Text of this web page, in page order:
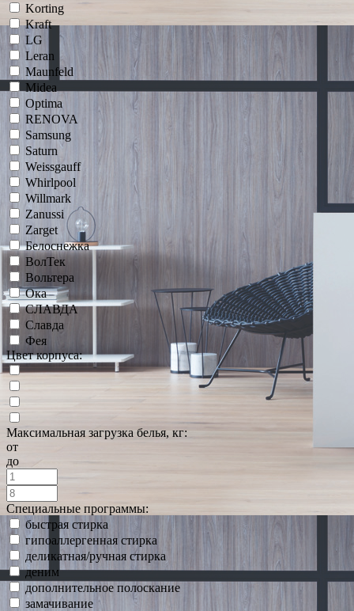
Korting
Kraft
LG
Leran
Maunfeld
Midea
Optima
RENOVA
Samsung
Saturn
Weissgauff
Whirlpool
Willmark
Zanussi
Zarget
Белоснежка
ВолТек
Вольтера
Ока
СЛАВДА
Славда
Фея
Цвет корпуса:
Максимальная загрузка белья, кг:
от
до
Специальные программы:
быстрая стирка
гипоаллергенная стирка
деликатная/ручная стирка
деним
дополнительное полоскание
замачивание